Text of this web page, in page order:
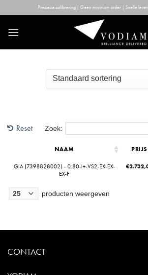
to
content
Precieze calibrering | Geen minimum order | Snelle
Reset Zoek:
NAAM PRIJS
GIA (7398828002) - 0.80-I+-VS2-EX-EX-
EX-F
€
producten weergeven
CONTACT